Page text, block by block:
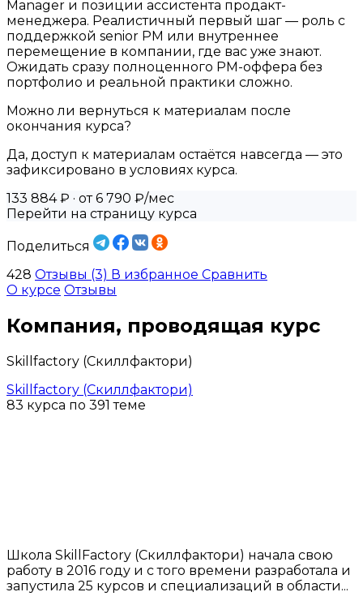
Manager и позиции ассистента продакт-
менеджера. Реалистичный первый шаг — роль с
поддержкой senior PM или внутреннее
перемещение в компании, где вас уже знают.
Ожидать сразу полноценного PM-оффера без
портфолио и реальной практики сложно.
Можно ли вернуться к материалам после
окончания курса?
Да, доступ к материалам остаётся навсегда — это
зафиксировано в условиях курса.
133 884 ₽ · от 6 790 ₽/мес
Перейти на страницу курса
Поделиться
428 Отзывы (3) В избранное Сравнить
О курсе Отзывы
Компания, проводящая курс
Skillfactory (Скиллфактори)
Skillfactory (Скиллфактори)
83 курса по 391 теме
Школа SkillFactory (Скиллфактори) начала свою
работу в 2016 году и с того времени разработала и
запустила 25 курсов и специализаций в области...